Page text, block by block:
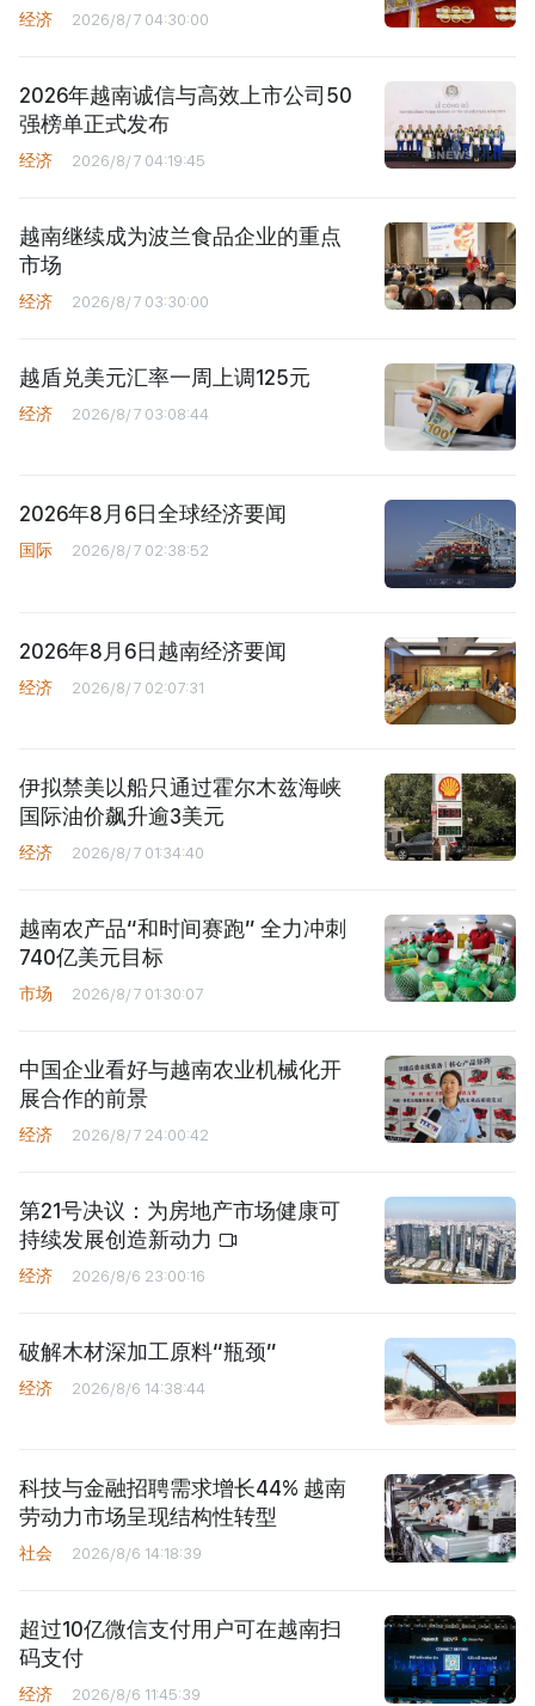
经济 2026/8/7 04:30:00
2026年越南诚信与高效上市公司50
强榜单正式发布
经济 2026/8/7 04:19:45
越南继续成为波兰食品企业的重点
市场
经济 2026/8/7 03:30:00
越盾兑美元汇率一周上调125元
经济 2026/8/7 03:08:44
2026年8月6日全球经济要闻
国际 2026/8/7 02:38:52
2026年8月6日越南经济要闻
经济 2026/8/7 02:07:31
伊拟禁美以船只通过霍尔木兹海峡
国际油价飙升逾3美元
经济 2026/8/7 01:34:40
越南农产品“和时间赛跑” 全力冲刺
740亿美元目标
市场 2026/8/7 01:30:07
中国企业看好与越南农业机械化开
展合作的前景
经济 2026/8/7 24:00:42
第21号决议：为房地产市场健康可
持续发展创造新动力
经济 2026/8/6 23:00:16
破解木材深加工原料“瓶颈”
经济 2026/8/6 14:38:44
科技与金融招聘需求增长44% 越南
劳动力市场呈现结构性转型
社会 2026/8/6 14:18:39
超过10亿微信支付用户可在越南扫
码支付
经济 2026/8/6 11:45:39